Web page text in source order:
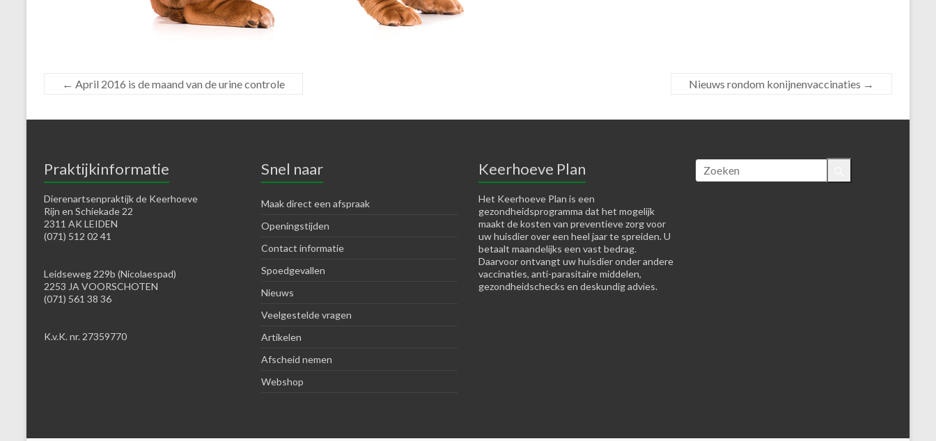
← April 2016 is de maand van de urine controle Nieuws rondom konijnenvaccinaties →
Praktijkinformatie
Dierenartsenpraktijk de Keerhoeve
Rijn en Schiekade 22
2311 AK LEIDEN
(071) 512 02 41
Leidseweg 229b (Nicolaespad)
2253 JA VOORSCHOTEN
(071) 561 38 36
K.v.K. nr. 27359770
Snel naar
Maak direct een afspraak
Openingstijden
Contact informatie
Spoedgevallen
Nieuws
Veelgestelde vragen
Artikelen
Afscheid nemen
Webshop
Keerhoeve Plan
Het Keerhoeve Plan is een
gezondheidsprogramma dat het mogelijk
maakt de kosten van preventieve zorg voor
uw huisdier over een heel jaar te spreiden. U
betaalt maandelijks een vast bedrag.
Daarvoor ontvangt uw huisdier onder andere
vaccinaties, anti-parasitaire middelen,
gezondheidschecks en deskundig advies.